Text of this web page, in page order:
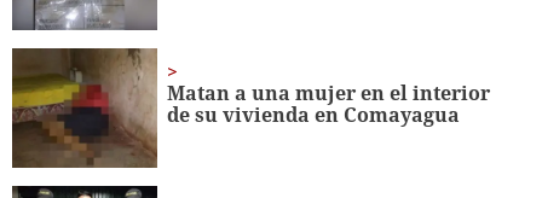
Matan a una mujer en el interior
de su vivienda en Comayagua